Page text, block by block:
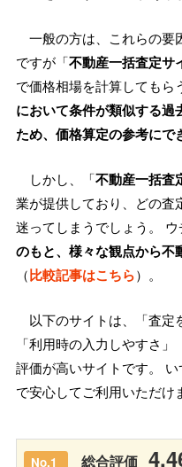
一般の方は、これらの要
ですが「不動産一括査定サ
で価格相場を計算してもら
において条件が類似する過
ため、価格算定の参考にで
しかし、「不動産一括査
業が提供しており、どの査
迷ってしまうでしょう。 ウ
のもと、様々な観点から不
（比較記事はこちら）。
以下のサイトは、「査定
「利用時の入力しやすさ
評価が高いサイトです。
で安心してご利用いただけ